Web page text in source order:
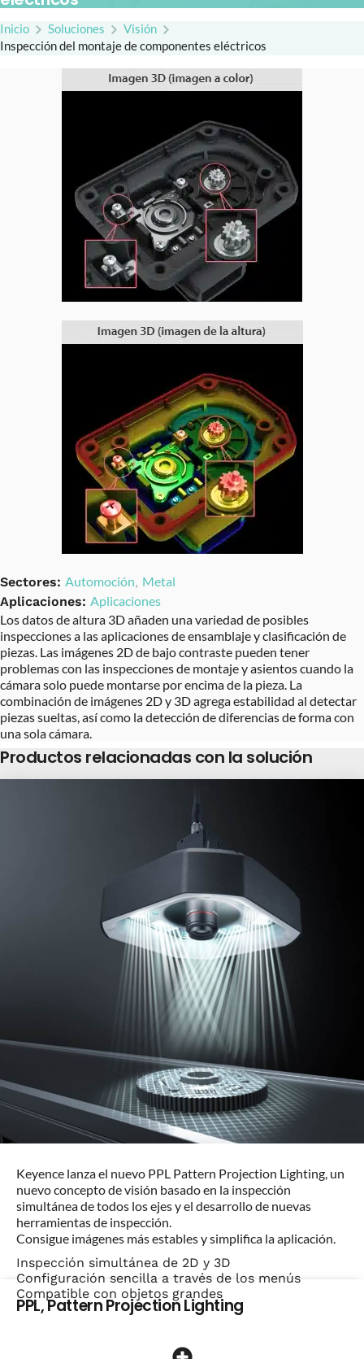
Inicio Soluciones
Visión
Inspección del montaje de componentes eléctricos
Sectores: Automoción, Metal
Aplicaciones: Aplicaciones
Los datos de altura 3D añaden una variedad de posibles
inspecciones a las aplicaciones de ensamblaje y clasificación de
piezas. Las imágenes 2D de bajo contraste pueden tener
problemas con las inspecciones de montaje y asientos cuando la
cámara solo puede montarse por encima de la pieza. La
combinación de imágenes 2D y 3D agrega estabilidad al detectar
piezas sueltas, así como la detección de diferencias de forma con
una sola cámara.
Productos relacionadas con la solución
Keyence lanza el nuevo PPL Pattern Projection Lighting, un
nuevo concepto de visión basado en la inspección
simultánea de todos los ejes y el desarrollo de nuevas
herramientas de inspección.
Consigue imágenes más estables y simplifica la aplicación.
Inspección simultánea de 2D y 3D
Configuración sencilla a través de los menús
Compatible con objetos grandes
PPL, Pattern Projection Lighting